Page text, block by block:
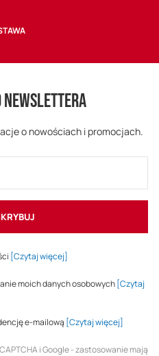
o nowościach i promocjach.
[Czytaj więcej]
moich danych osobowych[Czytaj
e-mailową [Czytaj więcej]
i Google - zastosowanie mają